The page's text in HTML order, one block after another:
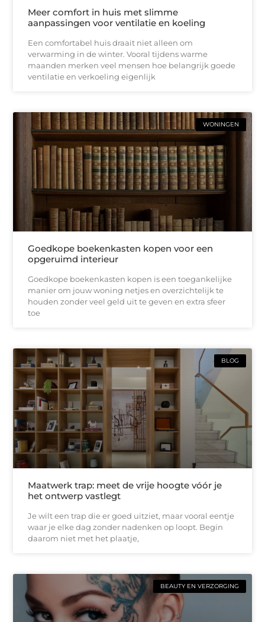
Meer comfort in huis met slimme
aanpassingen voor ventilatie en koeling
Een comfortabel huis draait niet alleen om
verwarming in de winter. Vooral tijdens warme
maanden merken veel mensen hoe belangrijk goede
ventilatie en verkoeling eigenlijk
WONINGEN
Goedkope boekenkasten kopen voor een
opgeruimd interieur
Goedkope boekenkasten kopen is een toegankelijke
manier om jouw woning netjes en overzichtelijk te
houden zonder veel geld uit te geven en extra sfeer
toe
BLOG
Maatwerk trap: meet de vrije hoogte vóór je
het ontwerp vastlegt
Je wilt een trap die er goed uitziet, maar vooral eentje
waar je elke dag zonder nadenken op loopt. Begin
daarom niet met het plaatje,
BEAUTY EN VERZORGING